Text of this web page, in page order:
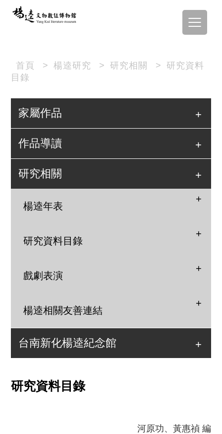
首頁 > 楊逵研究 > 研究相關 >
研究資料
目錄
家屬作品
作品導讀
研究相關
楊逵年表
研究資料目錄
戲劇表演
楊逵相關友善連結
台南新化楊逵紀念館
研究資料目錄
河原功、黃惠禎 編